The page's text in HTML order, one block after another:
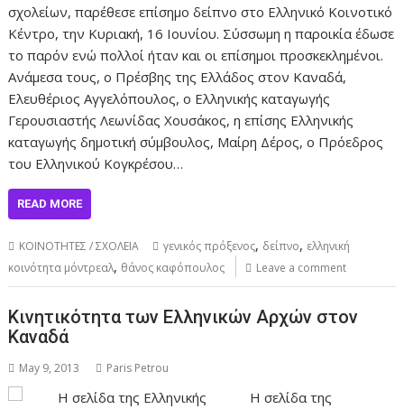
σχολείων, παρέθεσε επίσημο δείπνο στο Ελληνικό Κοινοτικό
Κέντρο, την Κυριακή, 16 Ιουνίου. Σύσσωμη η παροικία έδωσε
το παρόν ενώ πολλοί ήταν και οι επίσημοι προσκεκλημένοι.
Ανάμεσα τους, ο Πρέσβης της Ελλάδος στον Καναδά,
Ελευθέριος Αγγελόπουλος, ο Ελληνικής καταγωγής
Γερουσιαστής Λεωνίδας Χουσάκος, η επίσης Ελληνικής
καταγωγής δημοτική σύμβουλος, Μαίρη Δέρος, ο Πρόεδρος
του Ελληνικού Κογκρέσου…
READ MORE
ΚΟΙΝΟΤΗΤΕΣ / ΣΧΟΛΕΙΑ γενικός πρόξενος, δείπνο, ελληνική
κοινότητα μόντρεαλ, θάνος καφόπουλος Leave a comment
Κινητικότητα των Ελληνικών Αρχών στον
Καναδά
May 9, 2013 Paris Petrou
Η σελίδα της